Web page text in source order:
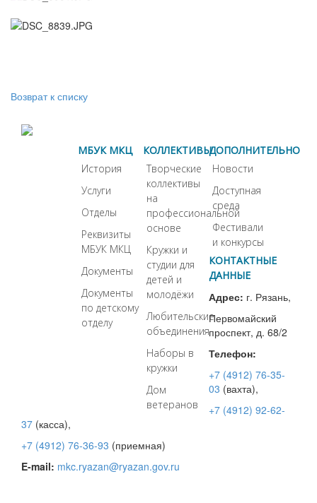
Возврат к списку
МБУК МКЦ
История
Услуги
Отделы
Реквизиты
МБУК МКЦ
Документы
Документы
по детскому
отделу
КОЛЛЕКТИВЫ
Творческие
коллективы
на
профессиональной
основе
Кружки и
студии для
детей и
молодёжи
Любительские
объединения
Наборы в
кружки
Дом
ветеранов
ДОПОЛНИТЕЛЬНО
Новости
Доступная
среда
Фестивали
и конкурсы
КОНТАКТНЫЕ
ДАННЫЕ
Адрес: г. Рязань,
Первомайский
проспект, д. 68/2
Телефон:
+7 (4912) 76-35-
03 (вахта),
+7 (4912) 92-62-
37 (касса),
+7 (4912) 76-36-93 (приемная)
E-mail: mkc.ryazan@ryazan.gov.ru